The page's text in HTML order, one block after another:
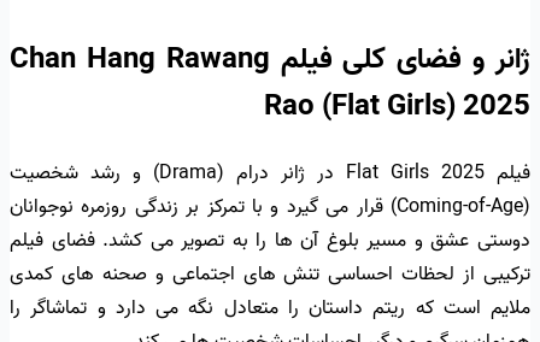
ژانر و فضای کلی فیلم Chan Hang Rawang
Rao (Flat Girls) 2025
فیلم Flat Girls 2025 در ژانر درام (Drama) و رشد شخصیت
(Coming-of-Age) قرار می گیرد و با تمرکز بر زندگی روزمره نوجوانان
دوستی عشق و مسیر بلوغ آن ها را به تصویر می کشد. فضای فیلم
ترکیبی از لحظات احساسی تنش های اجتماعی و صحنه های کمدی
ملایم است که ریتم داستان را متعادل نگه می دارد و تماشاگر را